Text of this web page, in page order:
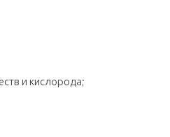
и кислорода;